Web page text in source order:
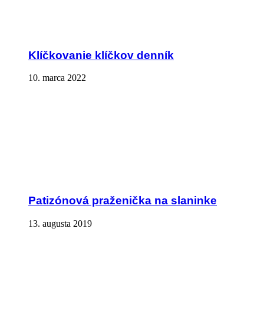
Klíčkovanie klíčkov denník
10. marca 2022
Patizónová praženička na slaninke
13. augusta 2019